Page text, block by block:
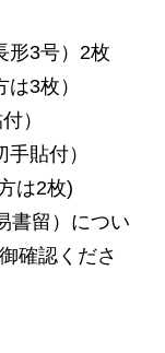
形3号）2枚
3枚）
）
貼付）
は2枚)
書留）につい
確認くださ